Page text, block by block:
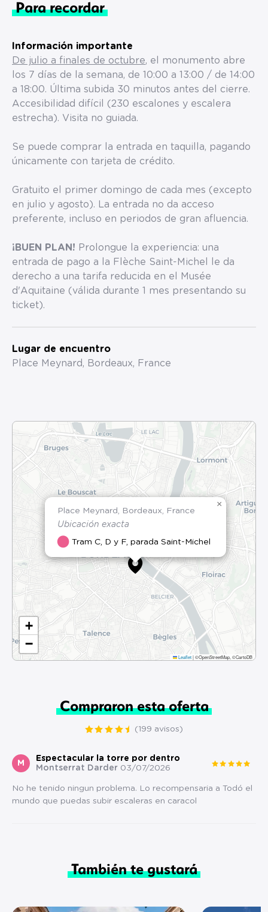
Para recordar
Información importante
De julio a finales de octubre, el monumento abre
los 7 días de la semana, de 10:00 a 13:00 / de 14:00
a 18:00. Última subida 30 minutos antes del cierre.
Accesibilidad difícil (230 escalones y escalera
estrecha). Visita no guiada.
Se puede comprar la entrada en taquilla, pagando
únicamente con tarjeta de crédito.
Gratuito el primer domingo de cada mes (excepto
en julio y agosto). La entrada no da acceso
preferente, incluso en periodos de gran afluencia.
¡BUEN PLAN! Prolongue la experiencia: una
entrada de pago a la Flèche Saint-Michel le da
derecho a una tarifa reducida en el Musée
d'Aquitaine (válida durante 1 mes presentando su
ticket).
Lugar de encuentro
Place Meynard, Bordeaux, France
Place Meynard, Bordeaux, France
Ubicación exacta
Tram C, D y F, parada Saint-Michel
×
+
−
Leaflet|©OpenStreetMap, ©CartoDB
Compraron esta oferta
(199 avisos)
M
Espectacular la torre por dentro
Montserrat Darder 03/07/2026
No he tenido ningun problema. Lo recompensaria a Todó el
mundo que puedas subir escaleras en caracol
También te gustará